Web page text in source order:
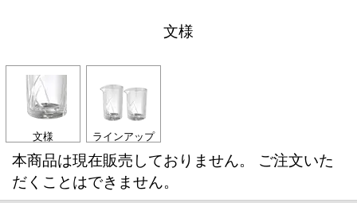
文様
文様 ラインアップ
本商品は現在販売しておりません。 ご注文いた
だくことはできません。